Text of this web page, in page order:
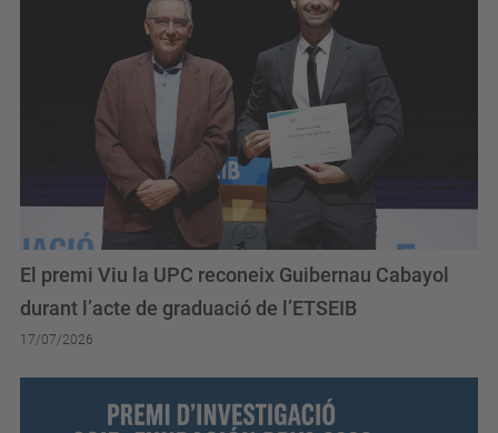
El premi Viu la UPC reconeix Guibernau Cabayol
durant l’acte de graduació de l’ETSEIB
17/07/2026